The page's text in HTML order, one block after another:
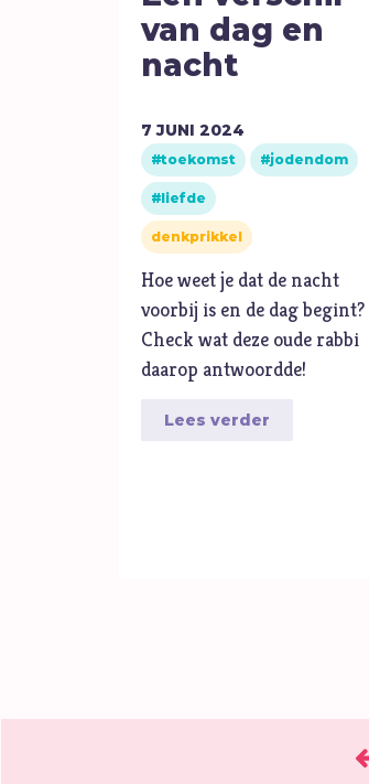
van dag en
nacht
7 JUNI 2024
toekomst jodendom
liefde
denkprikkel
Hoe weet je dat de nacht
voorbij is en de dag begint?
Check wat deze oude rabbi
daarop antwoordde!
Lees verder